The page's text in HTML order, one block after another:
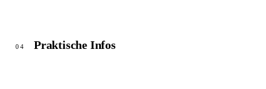
04 Praktische Infos